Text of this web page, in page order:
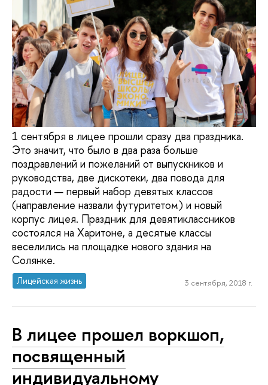
1 сентября в лицее прошли сразу два праздника.
Это значит, что было в два раза больше
поздравлений и пожеланий от выпускников и
руководства, две дискотеки, два повода для
радости — первый набор девятых классов
(направление назвали футуритетом) и новый
корпус лицея. Праздник для девятиклассников
состоялся на Харитоне, а десятые классы
веселились на площадке нового здания на
Солянке.
Лицейская жизнь 3 сентября, 2018 г.
В лицее прошел воркшоп,
посвященный
индивидуальному